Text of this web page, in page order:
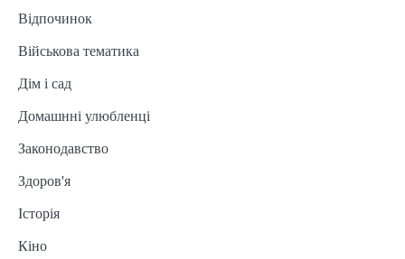
Відпочинок
Військова тематика
Дім і сад
Домашнні улюбленці
Законодавство
Здоров'я
Історія
Кіно